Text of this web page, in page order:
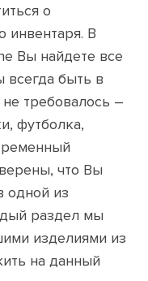
о
инвентаря. В
Вы найдете все
всегда быть в
требовалось –
футболка,
что Вы
одной из
раздел мы
изделиями из
на данный